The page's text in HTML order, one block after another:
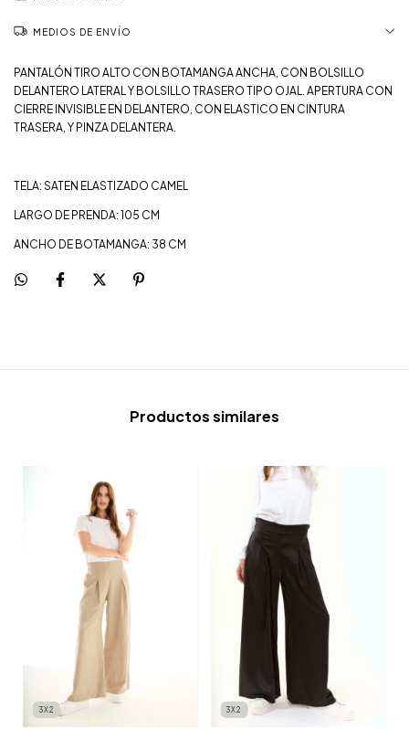
MEDIOS DE ENVÍO
PANTALÓN TIRO ALTO CON BOTAMANGA ANCHA, CON BOLSILLO
DELANTERO LATERAL Y BOLSILLO TRASERO TIPO OJAL. APERTURA CON
CIERRE INVISIBLE EN DELANTERO, CON ELASTICO EN CINTURA
TRASERA, Y PINZA DELANTERA.
TELA: SATEN ELASTIZADO CAMEL
LARGO DE PRENDA: 105 CM
ANCHO DE BOTAMANGA: 38 CM
Productos similares
3X2 3X2